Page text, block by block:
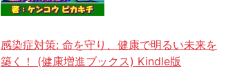
感染症対策: 命を守り、健康で明るい未来を
築く！ (健康増進ブックス) Kindle版